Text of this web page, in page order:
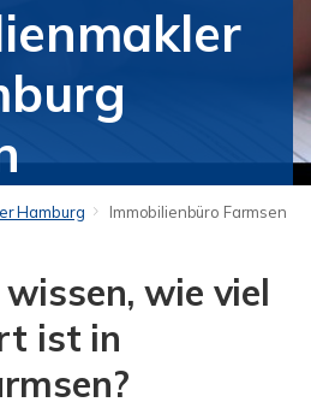
für
Hamburg Immobilienbüro Farmsen
wie viel
ist in